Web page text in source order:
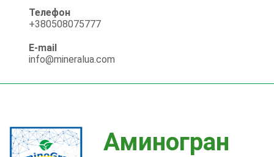
Телефон
+380508075777
E-mail
info@mineralua.com
Аминогран